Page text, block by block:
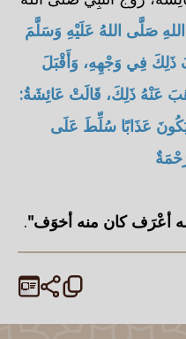
صَلَّى اللهُ عَلَيْهِ وَسَلَّمَ
ذَلِكَ فِي وَجْهِهِ، وَأَقْبَلَ
عَنْهُ ذَلِكَ، قَالَتْ عَائِشَةُ:
عَذَابًا سُلِّطَ عَلَى
أعْرَف كان منه أخوَف".